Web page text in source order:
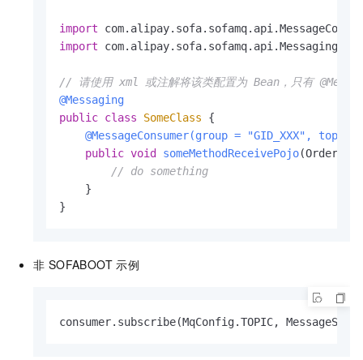
import
import com.alipay.sofa.sofamq.api.Messaging;
// 请使用 xml 或注解将该类配置为 Bean，只有
@Messaging
public class SomeClass {
@MessageConsumer(group = "GID_XXX",
public void someMethodReceivePojo
// do something
    }
}
非 SOFABOOT 示例
consumer.subscribe(MqConfig.TOPIC,